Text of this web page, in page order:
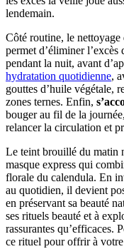
lendemain.
Côté routine, le nettoyage
permet d’éliminer l’excès
pendant la nuit, avant
hydratation quotidienne,
gouttes d’huile végétale,
zones ternes. Enfin,
bouger au fil de la
relancer la circulation et
Le teint brouillé du matin
masque express qui
florale du calendula. En
au quotidien, il devient
en préservant sa beauté
ses rituels beauté et à
rassurantes qu’efficaces.
ce rituel pour offrir à